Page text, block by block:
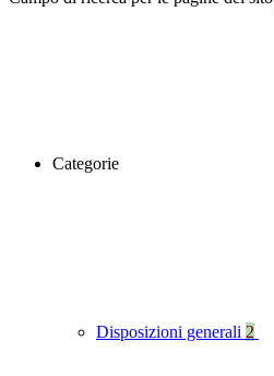
Categorie
Disposizioni generali 2